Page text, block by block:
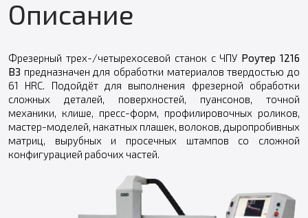
Описание
Фрезерный трех-/четырехосевой станок с ЧПУ Роутер 1216
ВЗ предназначен для обработки материалов твердостью до
61 HRC. Подойдёт для выполнения фрезерной обработки
сложных деталей, поверхностей, пуансонов, точной
механики, клише, пресс-форм, профилировочных роликов,
мастер-моделей, накатных плашек, волоков, дыропробивных
матриц, вырубных и просечных штампов со сложной
конфигурацией рабочих частей.